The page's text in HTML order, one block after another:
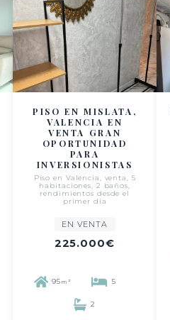
PISO EN MISLATA,
VALENCIA EN
VENTA GRAN
OPORTUNIDAD
PARA
INVERSIONISTAS
Piso en Valencia, venta, 5
habitaciones, 2 baños,
rendimientos desde el
primer día
EN VENTA
225.000€
95 m² 5
2